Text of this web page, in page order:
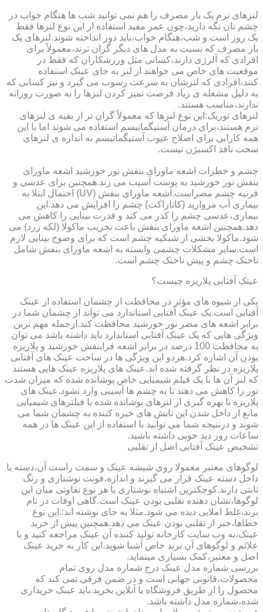
لنزهای نرم یک بار مصرف را هم نمی توانید شب ها هنگام خواب در
چشم تان نگه دارید،چون عمر مفید استفاده از این نوع لنزها فقط
یک روز است و شب،هنگام خواب،باید دور انداخته شوند.لنزهای یک
بار مصرف که نسبت به مدل های دیگر گران ترند،معمولاً برای
افرادی که آلرژی دارند،کسانی مثل ورزشکاران که فقط در
موقعیت های خاص می خواهند از لنز به جای عینک استفاده
کنند،افرادی که لنزشان به سرعت رسوب می گیرد و نیز کسانی که
به دلیل مشغله ی زیاد فرصت تمیز کردن لنزها را به صورت روزانه
ندارند،مناسب هستند.
لنزهای توریک:این نوع لنزها که معمولاً گران تر از بقیه ی لنزهای
نرم هستند،برای درمان آستیگماتیسم استفاده می شوند اما با این
همه کارایی برای اصلاح عیوب آستیگماتیسم به اندازه ی لنزهای
سخت نافذ اکسیژن نیست.
چشم و خطرات اشعه ماورای بنفش نور خورشید اشعه ماورای
بنفش نور خورشید به پوست آسیب می زند.همچنین برای عدسی و
قرنیه چشم مضراست.اشعه ماورای بنفش (UV) احتمال ابتلا به
بیماری آب مروارید (کاتاراکت) چشم را افزایش می دهد.این
بیماری،عدسی چشم را کدر می کند و قدرت بینایی را کاهش می
دهد.همچنین اشعه ماورای بنفش باعث تخریب ماکولا (لکه زرد) می
شود.ماکولا بخشی از شبکیه چشم است که برای وضوح بینایی لازم
است.سایر مشکلات چشمی وابسته به اشعه ماورای بنفش شامل
ناخنک چشم و پیش ناخنک چشم است.
عینک آفتابی پلاریزه چیست؟
یکی از شیوه های مؤثر در محافظت از چشمان استفاده از عینک
آفتابی است.یک عینک آفتابی استاندارد می تواند از چشمان شما در
برابر اشعه های مضر نور خورشید محافظت کند.ازجمله مهم ترین
ویژگی هایی که یک عینک آفتابی استاندارد باید داشته باشد می توان
به محافظت 100 درصد در برابر اشعه فرابنفش خورشید و پلاریزه
بودن آن اشاره کرد.هردو این ویژگی ها در ساخت عینک های آفتابی
پلاریزه در نظر گرفته شده اند.عینک های پلاریزه عینک هایی هستند
که لنز آن ها با یک فیلم شیمیایی خاص پوشانده شده که میزان شدت
نور را کاهش می دهند تا به چشم ها آسیبی وارد نشود.عینک های
پلاریزه با بهره گیری از لنزهای پوشانده شده با فیلترهای شیمیایی
مانع از داخل شدن این تابش های خیره کننده به چشمان شما می
شوند و درنتیجه شما می توانید با استفاده از این عینک ها در همه
ساعات روز دید خوبی داشته باشید.
تشخیص عینک آفتابی اصل از تقلبی
لوگوهای معتبر معمولا روی شیشه عینک و سمت راست آن،دسته یا
داخل دسته عینک قرار می گیرند و اندازه،فونت نوشتاری و رنگ
ثابتی دارند.کوچکترین اشتباه نوشتاری یا هر نوع تفاوتی میان این
لوگوها،نشان دهنده تقلبی بودن عینک است.گاهی اوقات در نام
برند،غلط املایی دیده می شود.مثلا به جای نوشته اند:.این نوع
خطاها،خبر از تقلبی بودن عینک می دهد.همچنین پیش از خرید
عینک،به وب سایت کارخانه تولید کننده آن عینک مراجعه کنید و با
علائم و لوگوهای آن برند خاص آشنا شوید.این کار به خرید عینک
اصل و معتبر،کمک بسیاری مینماید.
بررسی شماره مدل عینک درج شماره مدل روی تمام
محصولات،قانونی جهانی است و در ضمن فرقی نمی کند که
محصول را از طریق فروشگاه یا آنلاین بخرید.باید عینک خریداری
شده،شماره مدل داشته باشد.